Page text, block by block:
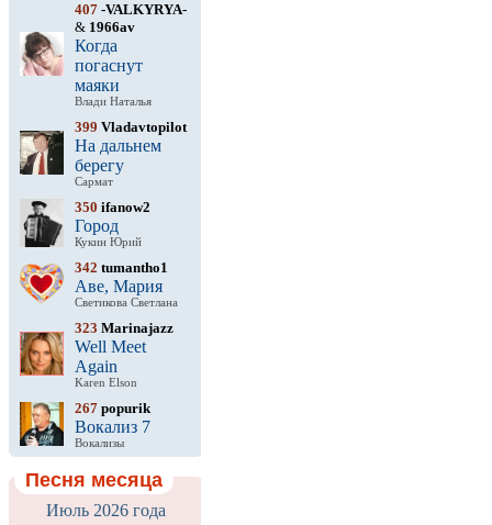
407 -VALKYRYA-
& 1966av
Когда
погаснут
маяки
Влади Наталья
399 Vladavtopilot
На дальнем
берегу
Сармат
350 ifanow2
Город
Кукин Юрий
342 tumantho1
Аве, Мария
Светикова Светлана
323 Marinajazz
Well Meet
Again
Karen Elson
267 popurik
Вокализ 7
Вокализы
Песня месяца
Июль 2026 года